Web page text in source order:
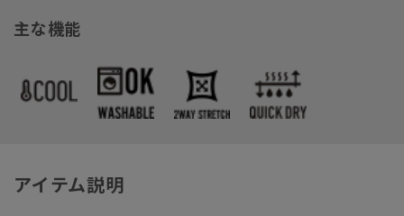
主な機能
アイテム説明